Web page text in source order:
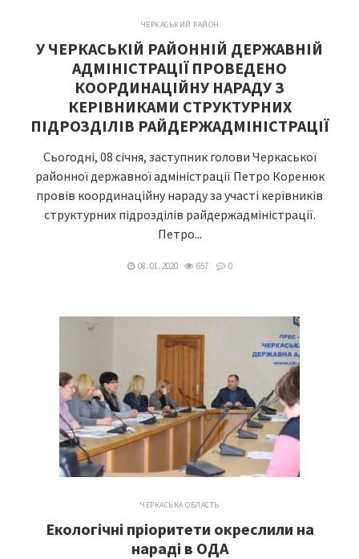
ЧЕРКАСЬКИЙ РАЙОН
У ЧЕРКАСЬКІЙ РАЙОННІЙ ДЕРЖАВНІЙ
АДМІНІСТРАЦІЇ ПРОВЕДЕНО
КООРДИНАЦІЙНУ НАРАДУ З
КЕРІВНИКАМИ СТРУКТУРНИХ
ПІДРОЗДІЛІВ РАЙДЕРЖАДМІНІСТРАЦІЇ
Сьогодні, 08 січня, заступник голови Черкаської
районної державної адміністрації Петро Коренюк
провів координаційну нараду за участі керівників
структурних підрозділів райдержадміністрації.
Петро...
08. 01. 2020 657 0
ЧЕРКАСЬКА ОБЛАСТЬ
Екологічні пріоритети окреслили на
нараді в ОДА